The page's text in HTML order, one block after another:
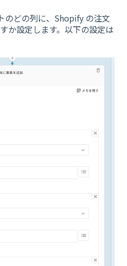
のどの列に、Shopify の注文
か設定します。以下の設定は